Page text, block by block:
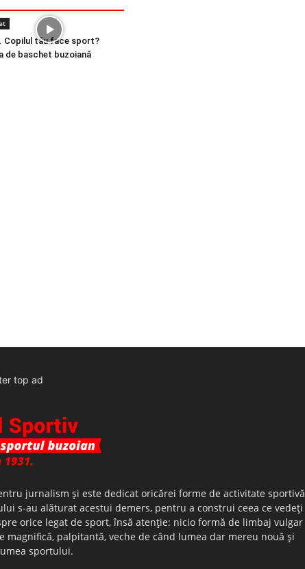
Copilul tău face sport?
de baschet buzoiană
top ad
jurnalism şi este dedicat oricărei forme de activitate sportivă
s-au alăturat acestui demers, pentru a construi ceea ce vedeţi
orice legat de sport, însă atenţie: nicio formă de limbaj vulgar
palpitantă, veche de când lumea dar mereu nouă şi
sportului.